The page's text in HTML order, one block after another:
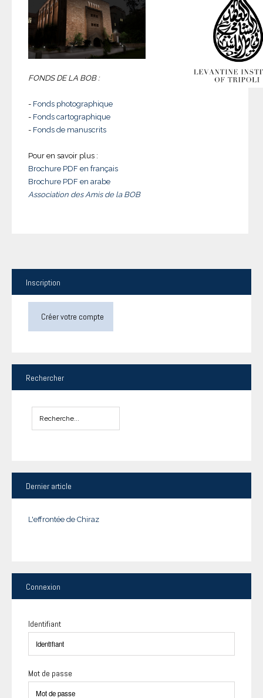
FONDS DE LA BOB :
- Fonds photographique
- Fonds cartographique
- Fonds de manuscrits
Pour en savoir plus :
Brochure PDF en français
Brochure PDF en arabe
Association des Amis de la BOB
Inscription
Créer votre compte
Rechercher
Dernier article
L'effrontée de Chiraz
Connexion
Identifiant
Mot de passe